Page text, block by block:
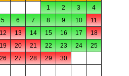
1
2 3
4
5
6 7 8 9 10
11
13 14 15 16 17
18
20 21 22 23 24
25
27 28 29 30